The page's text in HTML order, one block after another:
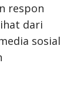
respon
dari
sosial